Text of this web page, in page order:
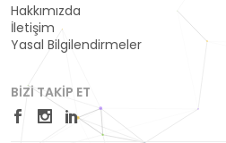
Hakkımızda
İletişim
Yasal Bilgilendirmeler
BIZI TAKIP ET